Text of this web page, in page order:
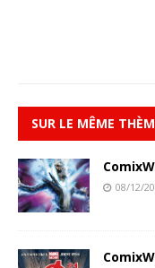
SUR LE MÊME
08/12/